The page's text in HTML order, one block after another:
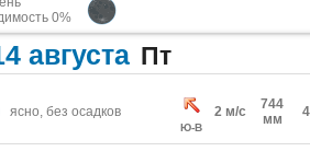
0%
августа Пт
ясно, без осадков
Ю-В
2 м/с
744
мм